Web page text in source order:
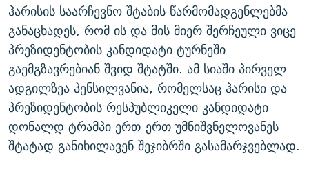
ჰარისის საარჩევნო შტაბის წარმომადგენლებმა
განაცხადეს, რომ ის და მის მიერ შერჩეული ვიცე-
პრეზიდენტობის კანდიდატი ტურნეში
გაემგზავრებიან შვიდ შტატში. ამ სიაში პირველ
ადგილზეა პენსილვანია, რომელსაც ჰარისი და
პრეზიდენტობის რესპუბლიკელი კანდიდატი
დონალდ ტრამპი ერთ-ერთ უმნიშვნელოვანეს
შტატად განიხილავენ შეჯიბრში გასამარჯვებლად.